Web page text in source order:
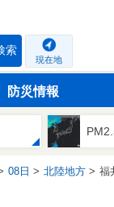
索
現在地
防災情報
08日 北陸地方 福